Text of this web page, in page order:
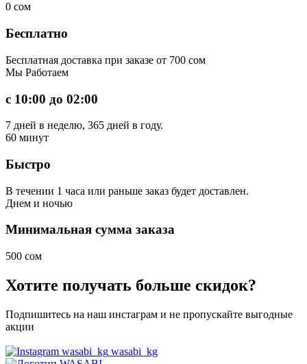
0 сом
Бесплатно
Бесплатная доставка при заказе от 700 сом
Мы Работаем
с 10:00 до 02:00
7 дней в неделю, 365 дней в году.
60 минут
Быстро
В течении 1 часа или раньше заказ будет доставлен.
Днем и ночью
Минимальная сумма заказа
500 сом
Хотите получать больше скидок?
Подпишитесь на наш инстаграм и не пропускайте выгодные
акции
wasabi_kg